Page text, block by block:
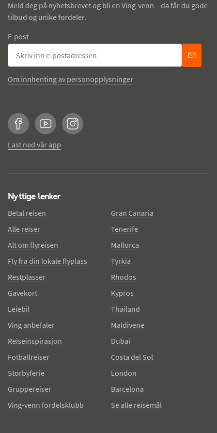
Meld deg på nyhetsbrevet og bli en Ving-venn – da får du gode
tilbud og unike fordeler.
E-post
Om innhenting av personopplysninger
FacebookYouTubeInstagram
Last ned vår app
Nyttige lenker
Betal reisen
Alle reiser
Alt om flyreisen
Fly fra din lokale flyplass
Restplasser
Gavekort
Leiebil
Ving anbefaler
Reiseinspirasjon
Fotballreiser
Storbyferie
Gruppereiser
Ving-venn fordelsklubb
Gran Canaria
Tenerife
Mallorca
Tyrkia
Rhodos
Kypros
Thailand
Maldivene
Dubai
Costa del Sol
London
Barcelona
Se alle reisemål